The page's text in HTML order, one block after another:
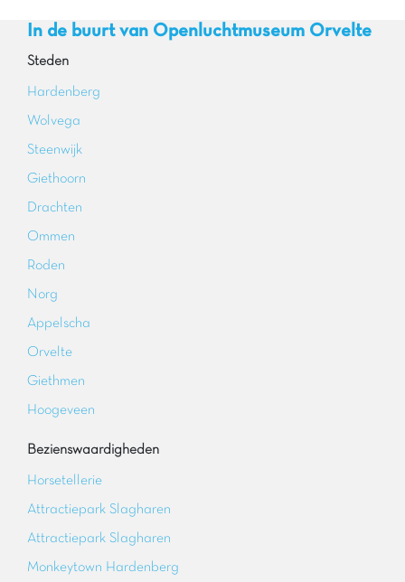
In de buurt van Openluchtmuseum Orvelte
Steden
Hardenberg
Wolvega
Steenwijk
Giethoorn
Drachten
Ommen
Roden
Norg
Appelscha
Orvelte
Giethmen
Hoogeveen
Bezienswaardigheden
Horsetellerie
Attractiepark Slagharen
Attractiepark Slagharen
Monkeytown Hardenberg